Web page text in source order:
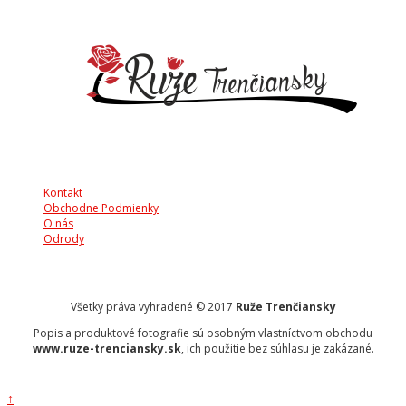
Kontakt
Obchodne Podmienky
O nás
Odrody
Všetky práva vyhradené © 2017 Ruže Trenčiansky
Popis a produktové fotografie sú osobným vlastníctvom obchodu
www.ruze-trenciansky.sk, ich použitie bez súhlasu je zakázané.
↑